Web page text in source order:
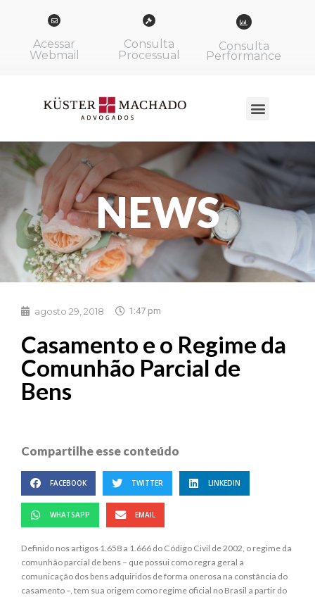
Acessar
Webmail
Consulta
Processual
Consulta
Performance
NEWS
agosto 29, 2018 1:47 pm
Casamento e o Regime da
Comunhão Parcial de
Bens
Compartilhe esse conteúdo
FACEBOOK TWITTER LINKEDIN
WHATSAPP EMAIL
Definido nos artigos 1.658 a 1.666 do Código Civil de 2002, o regime da
comunhão parcial de bens – que possui como regra geral a
comunicação dos bens adquiridos de forma onerosa na constância do
casamento –, tem sua origem como regime oficial no Brasil a partir do